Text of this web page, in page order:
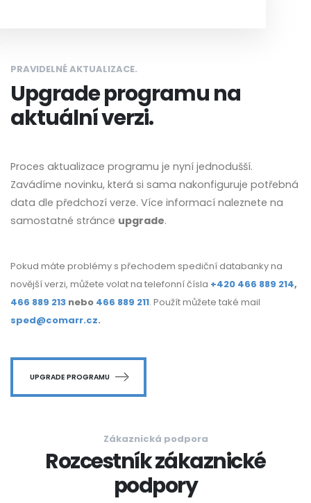
PRAVIDELNÉ AKTUALIZACE.
Upgrade programu na
aktuální verzi.
Proces aktualizace programu je nyní jednodušší.
Zavádíme novinku, která si sama nakonfiguruje potřebná
data dle předchozí verze. Více informací naleznete na
samostatné stránce upgrade.
Pokud máte problémy s přechodem spediční databanky na
novější verzi, můžete volat na telefonní čísla +420 466 889 214,
466 889 213 nebo 466 889 211. Použít můžete také mail
sped@comarr.cz.
UPGRADE PROGRAMU
Zákaznická podpora
Rozcestník zákaznické
podpory